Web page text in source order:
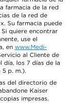
farmacia de la red
de la red de
Su farmacia puede
quiere encontrar
use el
en www.Medi-
al Cliente de
día, los 7 días de la
5 p. m.).
del directorio de
Kaiser
impresas.